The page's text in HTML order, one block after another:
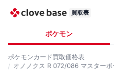
買取表
ポケモン
ポケモンカード買取価格表
オノノクス R 072/086 マスターボ